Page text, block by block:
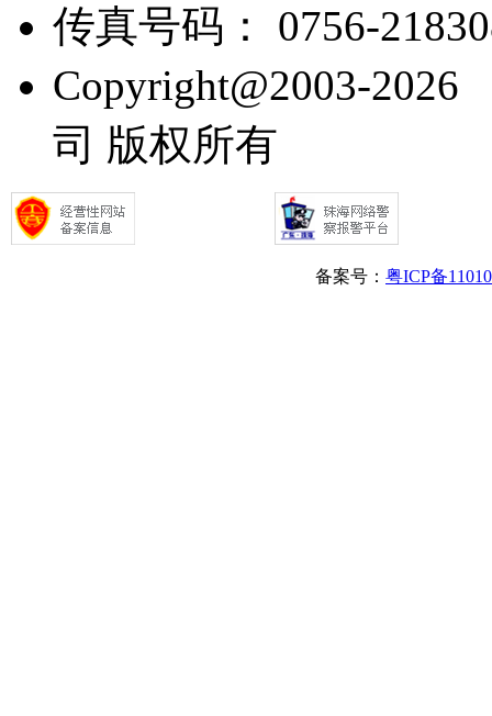
传真号码： 0756-
Copyright@2003-
司 版权所有
备案号： 粤ICP备